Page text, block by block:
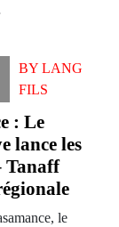
BY LANG
FILS
: Le
lance les
Tanaff
le